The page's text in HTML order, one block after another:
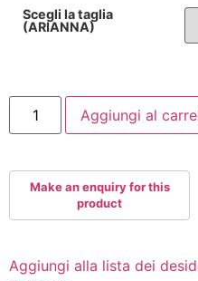
Scegli la taglia
(ARIANNA)
FILA
NRK
INSTEP
Aggiungi al
Aggiungi alla lista dei